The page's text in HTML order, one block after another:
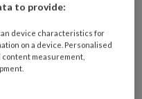
is
kan het dat zo’n
op de deuren
to provide:
device characteristics for
on a device. Personalised
measurement,